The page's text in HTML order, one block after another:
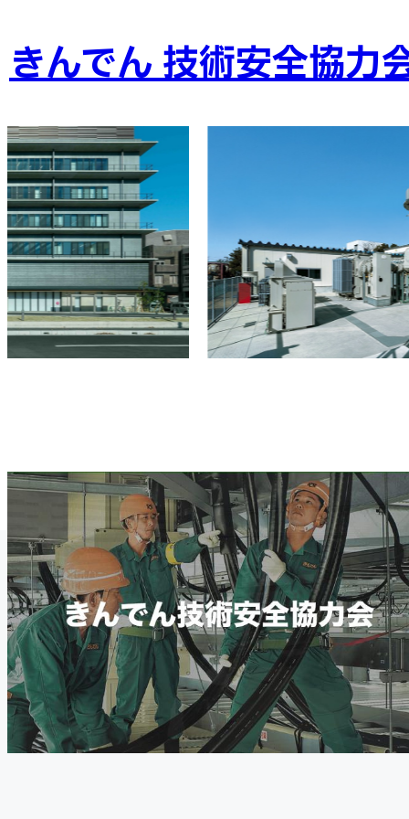
きんでん 技術安全協力